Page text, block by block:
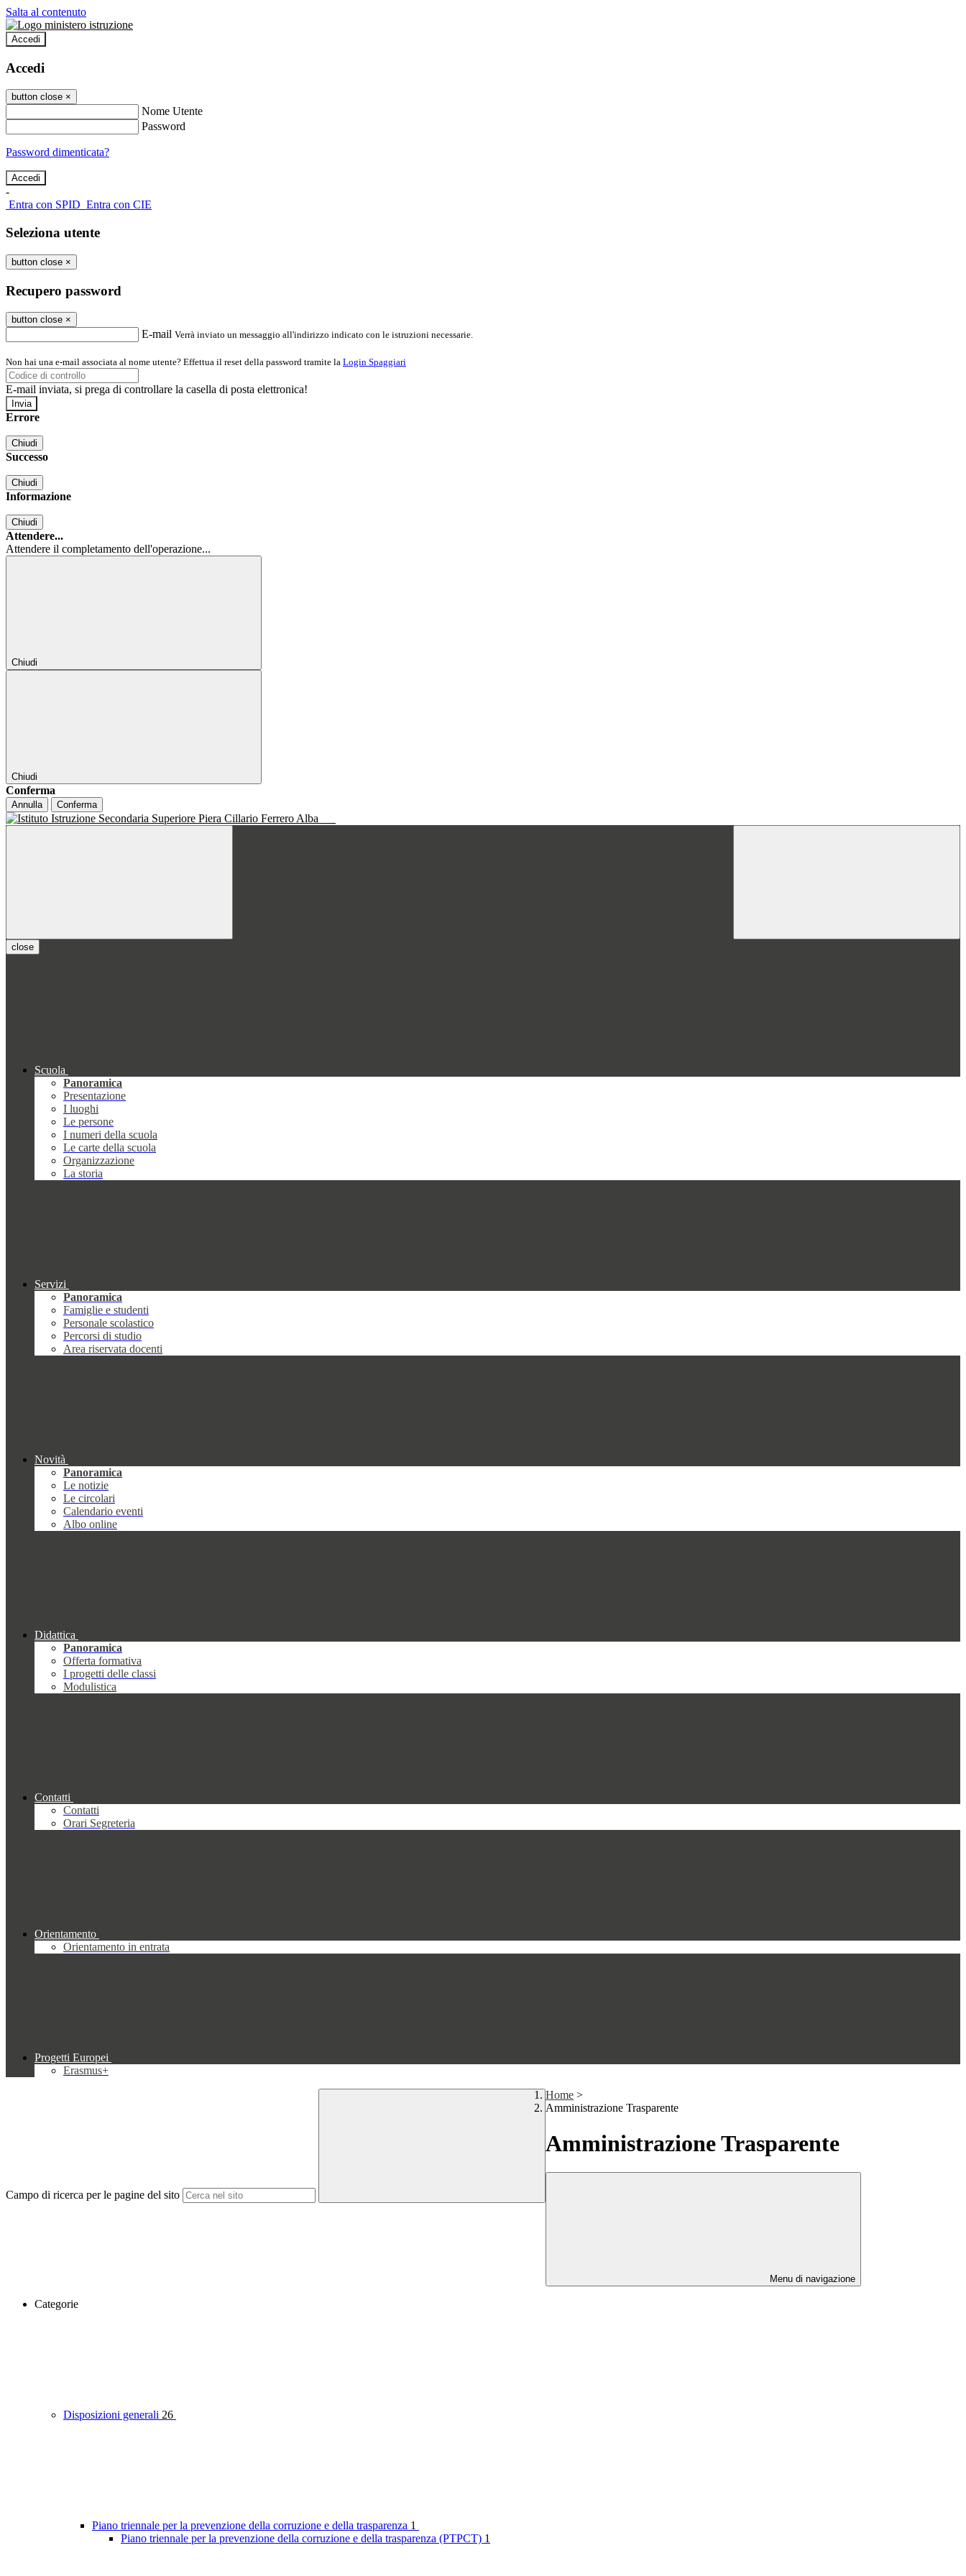
Salta al contenuto
Accedi
Accedi
button close ×
Nome Utente
Password
Password dimenticata?
-
Entra con SPID Entra con CIE
Seleziona utente
button close ×
Recupero password
button close ×
E-mail Verrà inviato un messaggio all'indirizzo indicato con le istruzioni necessarie.
Non hai una e-mail associata al nome utente? Effettua il reset della password tramite la Login Spaggiari
E-mail inviata, si prega di controllare la casella di posta elettronica!
Errore
Chiudi
Successo
Chiudi
Informazione
Chiudi
Attendere...
Attendere il completamento dell'operazione...
Chiudi
Chiudi
Conferma
Annulla Conferma
close
Scuola
Panoramica
Presentazione
I luoghi
Le persone
I numeri della scuola
Le carte della scuola
Organizzazione
La storia
Servizi
Panoramica
Famiglie e studenti
Personale scolastico
Percorsi di studio
Area riservata docenti
Novità
Panoramica
Le notizie
Le circolari
Calendario eventi
Albo online
Didattica
Panoramica
Offerta formativa
I progetti delle classi
Modulistica
Contatti
Contatti
Orari Segreteria
Orientamento
Orientamento in entrata
Progetti Europei
Erasmus+
Campo di ricerca per le pagine del sito
Home >
Amministrazione Trasparente
Amministrazione Trasparente
Menu di navigazione
Categorie
Disposizioni generali 26
Piano triennale per la prevenzione della corruzione e della trasparenza 1
Piano triennale per la prevenzione della corruzione e della trasparenza (PTPCT) 1